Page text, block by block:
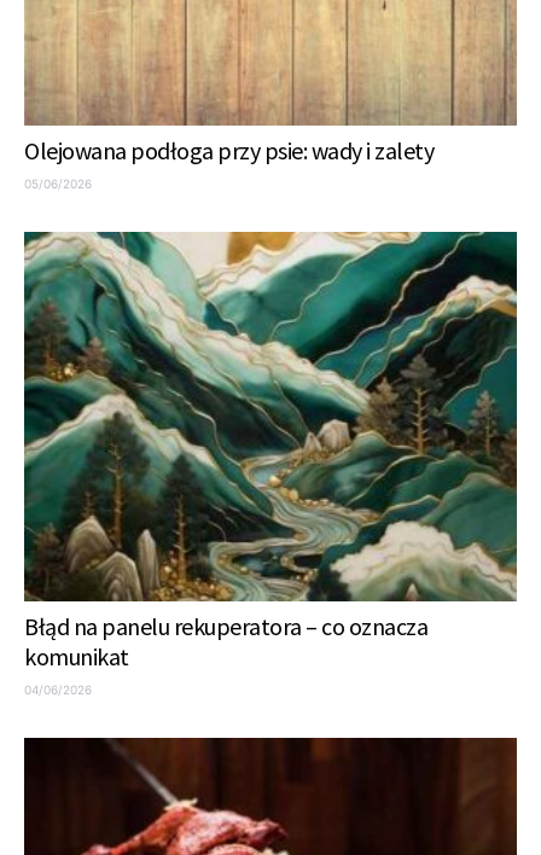
Olejowana podłoga przy psie: wady i zalety
05/06/2026
Błąd na panelu rekuperatora – co oznacza
komunikat
04/06/2026